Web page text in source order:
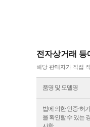
전자상거래 등
해당 판매자가 직접
품명 및 모델명
법에 의한 인증·허
을 확인할 수 있는